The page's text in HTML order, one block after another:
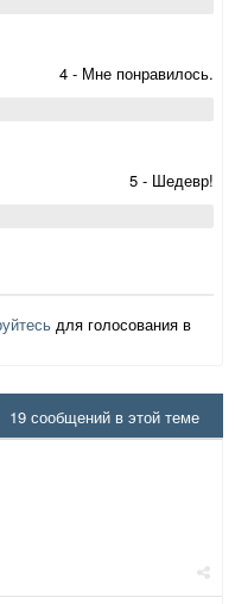
4 - Мне понравилось.
5 - Шедевр!
для голосования в
19 сообщений в этой теме